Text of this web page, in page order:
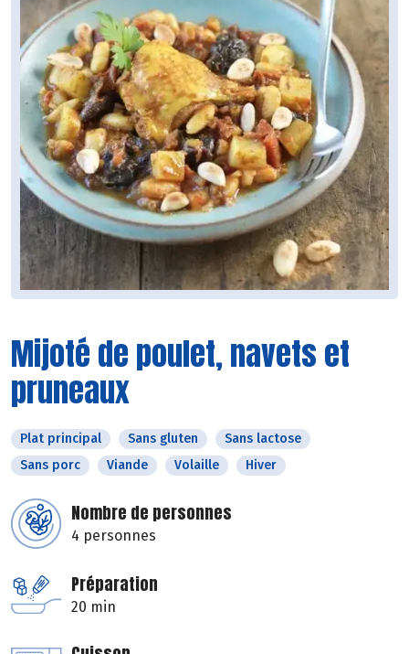
Mijoté de poulet, navets et
pruneaux
Plat principal Sans gluten
Sans lactose
Sans porc
Viande Volaille Hiver
Nombre de personnes
4 personnes
Préparation
20 min